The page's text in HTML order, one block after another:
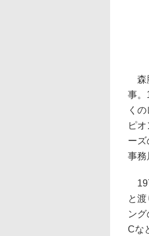
森
事。
く
ピ
ー
事務
と
ン
Cな